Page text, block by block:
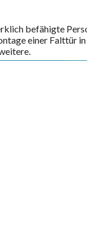
befähigte
einer Falttür